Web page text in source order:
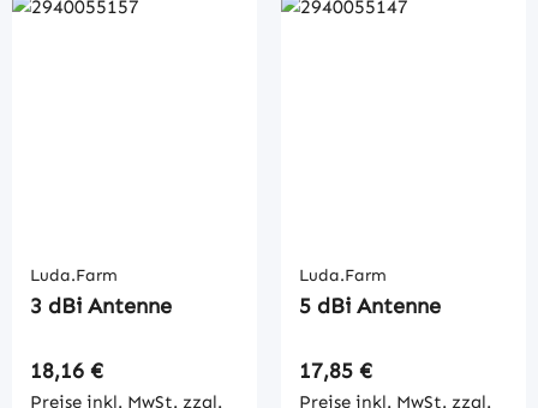
Luda.Farm
3 dBi Antenne
Regulärer Preis:
18,16 €
Preise inkl. MwSt. zzgl.
Luda.Farm
5 dBi Antenne
Regulärer Preis:
17,85 €
Preise inkl. MwSt. zzgl.